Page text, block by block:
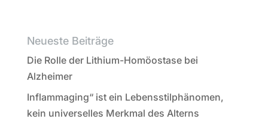
Neueste Beiträge
Die Rolle der Lithium-Homöostase bei
Alzheimer
Inflammaging“ ist ein Lebensstilphänomen,
kein universelles Merkmal des Alterns